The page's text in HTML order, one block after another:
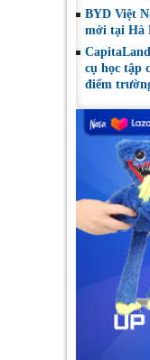
BYD Việt
mới tại Hà
cụ học tập
điểm